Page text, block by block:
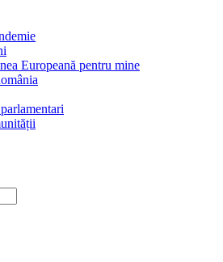
Europeană pentru mine